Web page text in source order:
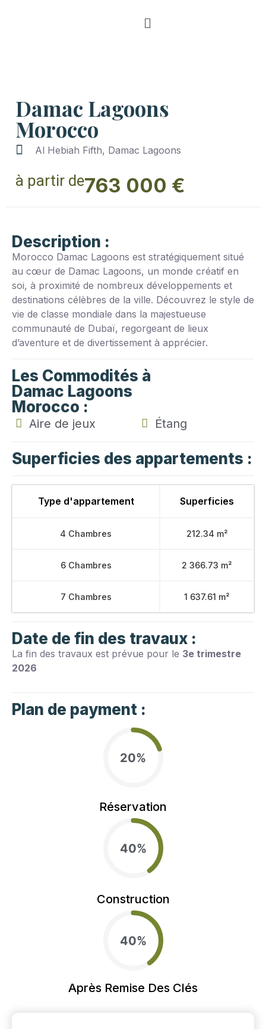
Damac Lagoons
Morocco
Al Hebiah Fifth, Damac Lagoons
à partir de763 000 €
Description :
Morocco Damac Lagoons est stratégiquement situé
au cœur de Damac Lagoons, un monde créatif en
soi, à proximité de nombreux développements et
destinations célèbres de la ville. Découvrez le style de
vie de classe mondiale dans la majestueuse
communauté de Dubaï, regorgeant de lieux
d’aventure et de divertissement à apprécier.
Les Commodités à
Damac Lagoons
Morocco :
Aire de jeux Étang
Superficies des appartements :
Type d'appartement Superficies
4 Chambres 212.34 m²
6 Chambres 2 366.73 m²
7 Chambres 1 637.61 m²
Date de fin des travaux :
La fin des travaux est prévue pour le 3e trimestre
2026
Plan de payment :
20%
Réservation
40%
Construction
40%
Après Remise Des Clés